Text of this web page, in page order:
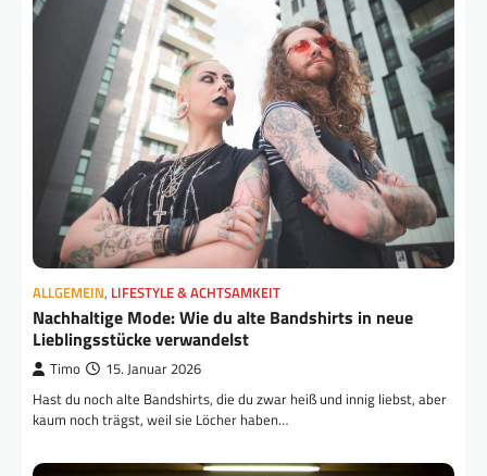
ALLGEMEIN, LIFESTYLE & ACHTSAMKEIT
Nachhaltige Mode: Wie du alte Bandshirts in neue
Lieblingsstücke verwandelst
Timo 15. Januar 2026
Hast du noch alte Bandshirts, die du zwar heiß und innig liebst, aber
kaum noch trägst, weil sie Löcher haben…